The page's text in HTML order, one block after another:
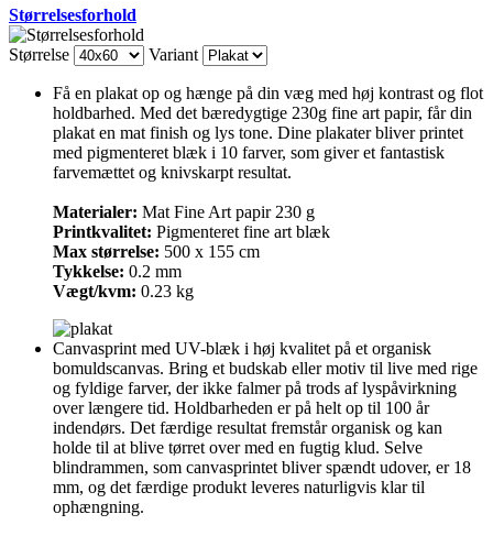
med
hvid
kant
Størrelsesforhold
Størrelse Variant
Få en plakat op og hænge på din væg med høj kontrast og flot
holdbarhed. Med det bæredygtige 230g fine art papir, får din
plakat en mat finish og lys tone. Dine plakater bliver printet
med pigmenteret blæk i 10 farver, som giver et fantastisk
farvemættet og knivskarpt resultat.
Materialer: Mat Fine Art papir 230 g
Printkvalitet: Pigmenteret fine art blæk
Max størrelse: 500 x 155 cm
Tykkelse: 0.2 mm
Vægt/kvm: 0.23 kg
Canvasprint med UV-blæk i høj kvalitet på et organisk
bomuldscanvas. Bring et budskab eller motiv til live med rige
og fyldige farver, der ikke falmer på trods af lyspåvirkning
over længere tid. Holdbarheden er på helt op til 100 år
indendørs. Det færdige resultat fremstår organisk og kan
holde til at blive tørret over med en fugtig klud. Selve
blindrammen, som canvasprintet bliver spændt udover, er 18
mm, og det færdige produkt leveres naturligvis klar til
ophængning.